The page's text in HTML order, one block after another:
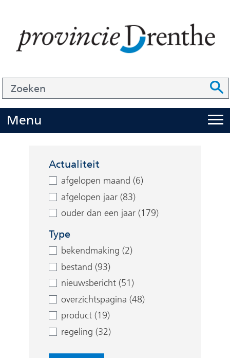
inhoud
Z
o
e
k
Menu
i
p
p
n
Actualiteit
afgelopen maand (6)
afgelopen jaar (83)
ouder dan een jaar (179)
Type
bekendmaking (2)
bestand (93)
nieuwsbericht (51)
overzichtspagina (48)
product (19)
regeling (32)